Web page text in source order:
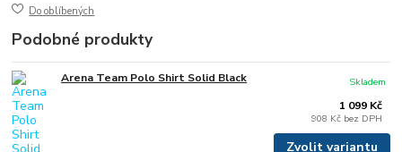
Do oblíbených
Podobné produkty
Arena Team Polo Shirt Solid Black
1 099 Kč
908 Kč bez DPH
Skladem
Zvolit variantu